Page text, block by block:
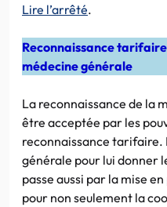
Lire l’arrêté.
Reconnaissance
médecine générale
La reconnaissance de la
être acceptée par les
reconnaissance tarifaire.
générale pour lui donner
passe aussi par la mise
pour non seulement la